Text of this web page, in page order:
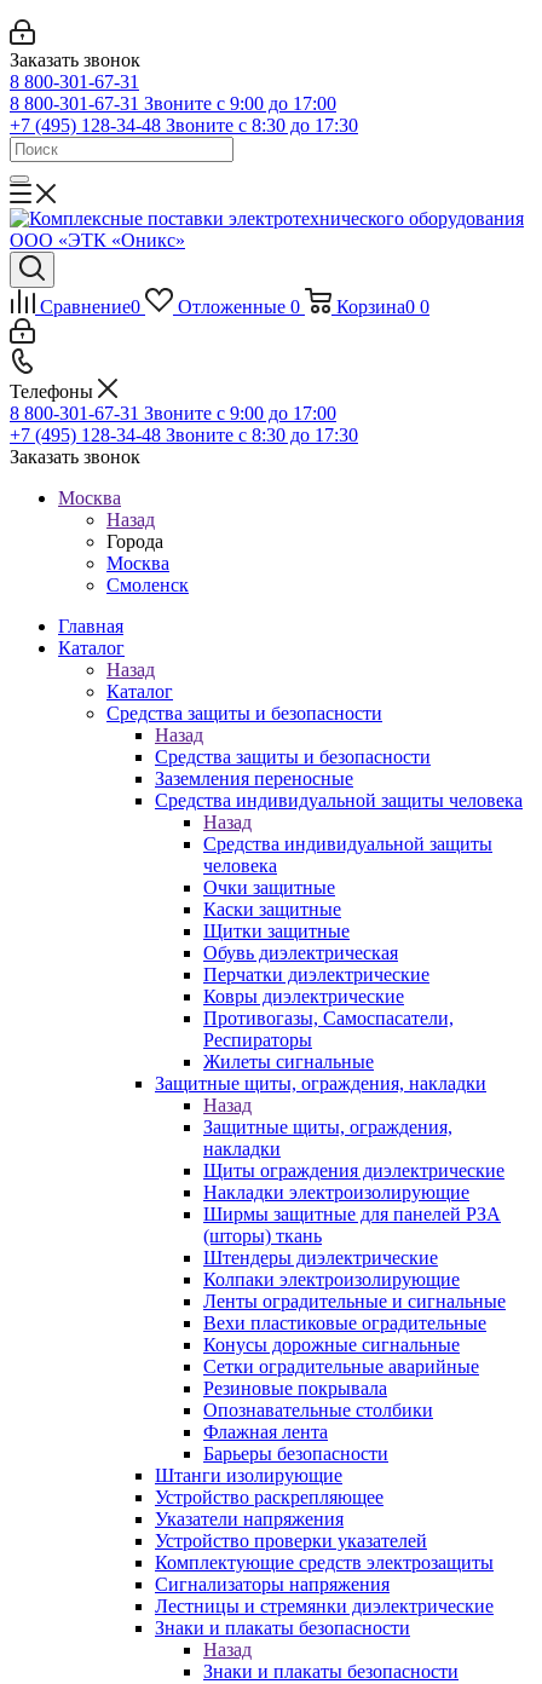
Заказать звонок
8 800-301-67-31
8 800-301-67-31 Звоните с 9:00 до 17:00
+7 (495) 128-34-48 Звоните с 8:30 до 17:30
Сравнение0 Отложенные 0 Корзина0 0
Телефоны
8 800-301-67-31 Звоните с 9:00 до 17:00
+7 (495) 128-34-48 Звоните с 8:30 до 17:30
Заказать звонок
Москва
Назад
Города
Москва
Смоленск
Главная
Каталог
Назад
Каталог
Средства защиты и безопасности
Назад
Средства защиты и безопасности
Заземления переносные
Средства индивидуальной защиты человека
Назад
Средства индивидуальной защиты
человека
Очки защитные
Каски защитные
Щитки защитные
Обувь диэлектрическая
Перчатки диэлектрические
Ковры диэлектрические
Противогазы, Самоспасатели,
Респираторы
Жилеты сигнальные
Защитные щиты, ограждения, накладки
Назад
Защитные щиты, ограждения,
накладки
Щиты ограждения диэлектрические
Накладки электроизолирующие
Ширмы защитные для панелей РЗА
(шторы) ткань
Штендеры диэлектрические
Колпаки электроизолирующие
Ленты оградительные и сигнальные
Вехи пластиковые оградительные
Конусы дорожные сигнальные
Сетки оградительные аварийные
Резиновые покрывала
Опознавательные столбики
Флажная лента
Барьеры безопасности
Штанги изолирующие
Устройство раскрепляющее
Указатели напряжения
Устройство проверки указателей
Комплектующие средств электрозащиты
Сигнализаторы напряжения
Лестницы и стремянки диэлектрические
Знаки и плакаты безопасности
Назад
Знаки и плакаты безопасности